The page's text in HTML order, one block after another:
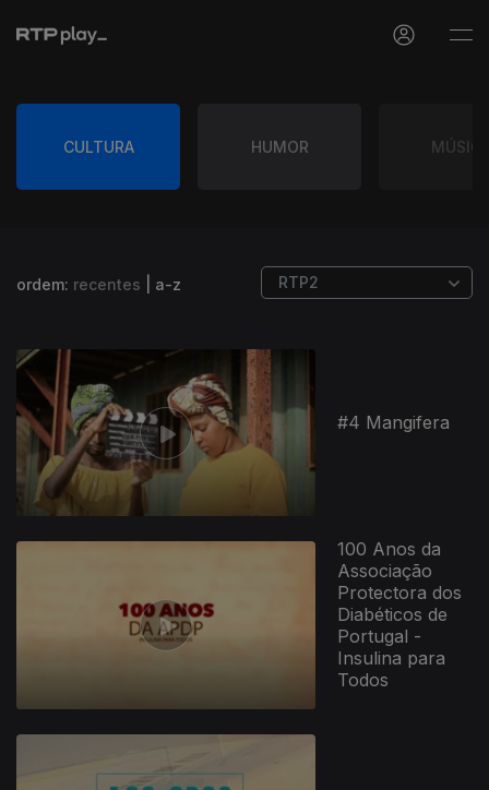
CULTURA HUMOR
ordem: recentes a-z
#4 Mangifera
100 Anos da
Associação
Protectora dos
Diabéticos de
Portugal -
Insulina para
Todos